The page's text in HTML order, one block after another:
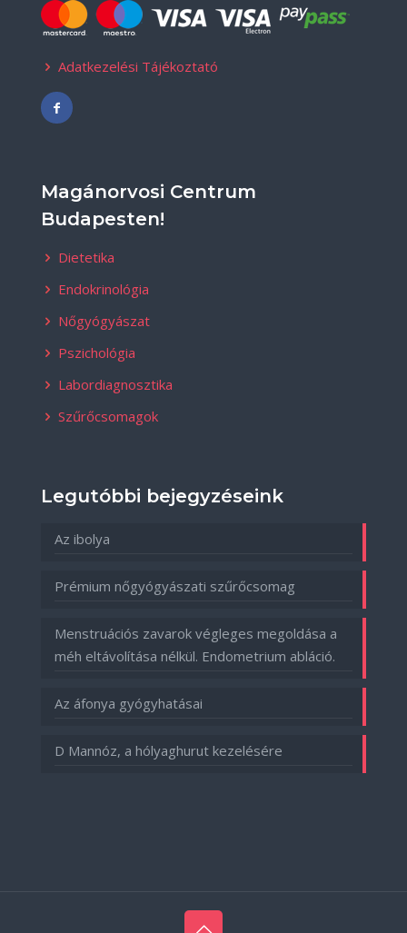
Adatkezelési Tájékoztató
Magánorvosi Centrum
Budapesten!
Dietetika
Endokrinológia
Nőgyógyászat
Pszichológia
Labordiagnosztika
Szűrőcsomagok
Legutóbbi bejegyzéseink
Az ibolya
Prémium nőgyógyászati szűrőcsomag
Menstruációs zavarok végleges megoldása a
méh eltávolítása nélkül. Endometrium abláció.
Az áfonya gyógyhatásai
D Mannóz, a hólyaghurut kezelésére